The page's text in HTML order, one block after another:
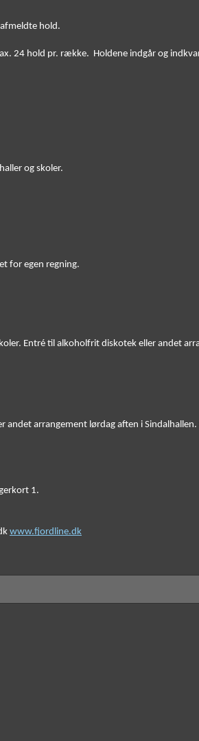
hold.
24 hold pr. række.  Holdene indgår og
og skoler.
for egen regning.
Entré til alkoholfrit diskotek eller andet
arrangement lørdag aften i
1.
www.fjordline.dk